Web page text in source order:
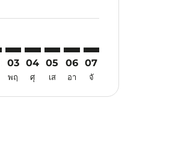
03
พฤ
04
ศุ
05
เส
06
อา
07
จั